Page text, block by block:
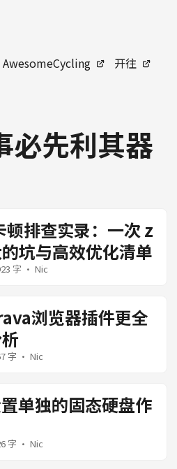
AwesomeCycling 开往
必先利其器
排查实录：一次 z
坑与高效优化清单
字 · Nic
浏览器插件更全
字 · Nic
单独的固态硬盘作
字 · Nic